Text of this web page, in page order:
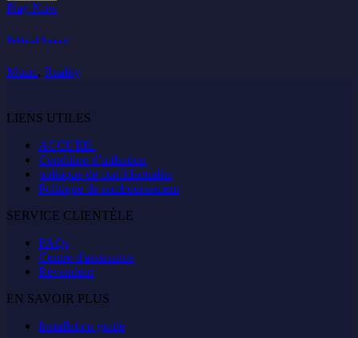
Play Now
Political Animal
Music, Reality
LIENS UTILES
ACCUEIL
Condition d'utilsation
politique de confidentialite
Politique de remboursement
SERVICE CLIENTÈLE
FAQs
Centre d'assistance
Revendeur
EN SAVOIR PLUS
Installation guide